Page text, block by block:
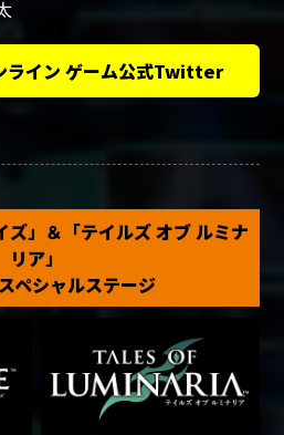
ライン ゲーム公式Twitter
ズ」＆「テイルズ オブ ルミナ
リア」
ペシャルステージ